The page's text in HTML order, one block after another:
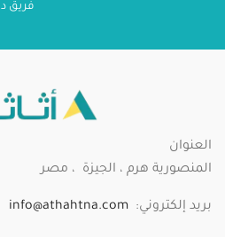
فريق
العنوان
المنصورية هرم ، الجيزة ، مصر
بريد إلكتروني: info@athahtna.com